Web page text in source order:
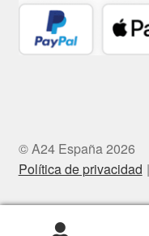
© A24 España 2026
Política de privacidad